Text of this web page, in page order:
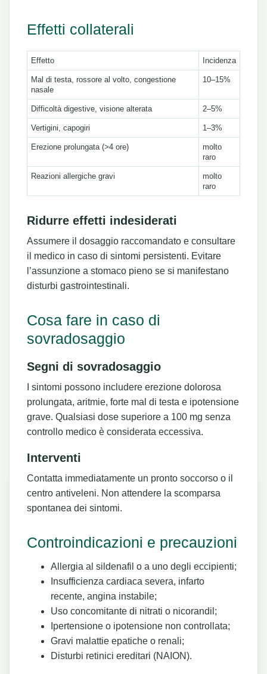
Effetti collaterali
Effetto Incidenza
Mal di testa, rossore al volto, congestione
nasale
10–15%
Difficoltà digestive, visione alterata 2–5%
Vertigini, capogiri 1–3%
Erezione prolungata (>4 ore)
molto
raro
Reazioni allergiche gravi
molto
raro
Ridurre effetti indesiderati
Assumere il dosaggio raccomandato e consultare
il medico in caso di sintomi persistenti. Evitare
l’assunzione a stomaco pieno se si manifestano
disturbi gastrointestinali.
Cosa fare in caso di
sovradosaggio
Segni di sovradosaggio
I sintomi possono includere erezione dolorosa
prolungata, aritmie, forte mal di testa e ipotensione
grave. Qualsiasi dose superiore a 100 mg senza
controllo medico è considerata eccessiva.
Interventi
Contatta immediatamente un pronto soccorso o il
centro antiveleni. Non attendere la scomparsa
spontanea dei sintomi.
Controindicazioni e precauzioni
Allergia al sildenafil o a uno degli eccipienti;
Insufficienza cardiaca severa, infarto
recente, angina instabile;
Uso concomitante di nitrati o nicorandil;
Ipertensione o ipotensione non controllata;
Gravi malattie epatiche o renali;
Disturbi retinici ereditari (NAION).